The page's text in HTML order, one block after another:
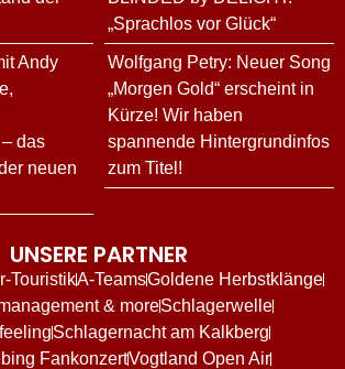
Andy
das
neuen
„Sprachlos vor Glück“
Wolfgang Petry: Neuer Song
„Morgen Gold“ erscheint in
Kürze! Wir haben
spannende Hintergrundinfos
zum Titel!
UNSERE PARTNER
TouristikA-TeamsGoldene Herbstklänge
& moreSchlagerwelle
Schlagernacht am Kalkberg
FankonzertVogtland Open Air